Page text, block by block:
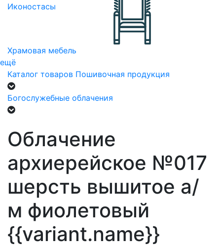
Иконостасы
Храмовая мебель
ещё
Каталог товаров Пошивочная продукция
Богослужебные облачения
Облачение
архиерейское №017
шерсть вышитое а/
м фиолетовый
{{variant.name}}